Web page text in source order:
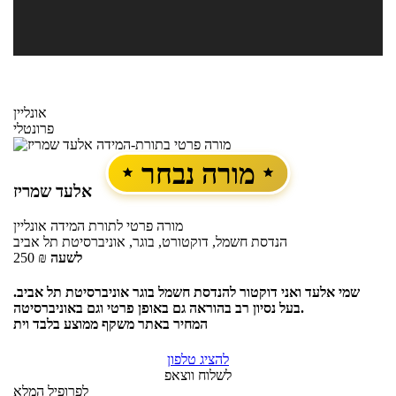
אונליין
פרונטלי
מורה נבחר
אלעד שמריז
מורה פרטי לתורת המידה אונליין
הנדסת חשמל, דוקטורט, בוגר, אוניברסיטת תל אביב
250 ₪ לשעה
שמי אלעד ואני דוקטור להנדסת חשמל בוגר אוניברסיטת תל אביב.
בעל נסיון רב בהוראה גם באופן פרטי וגם באוניברסיטה.
המחיר באתר משקף ממוצע בלבד וית
להציג טלפון
לשלוח ווצאפ
לפרופיל המלא